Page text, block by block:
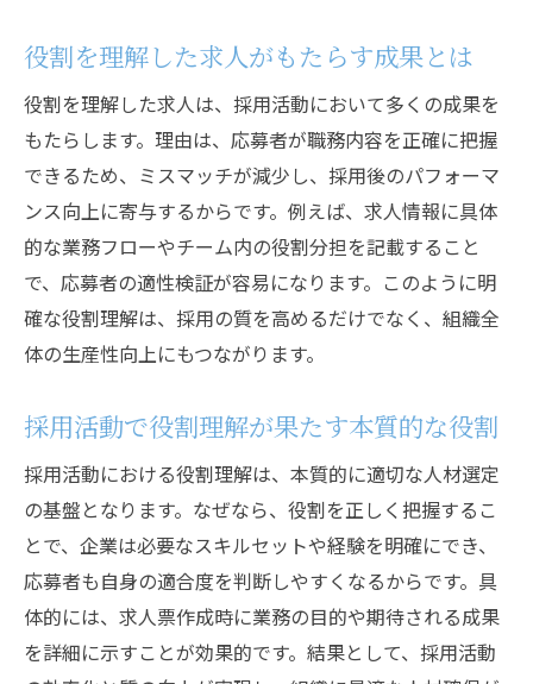
法
求人で役割を明確にすることで組織が変わ
る
採用効果と組織活性化の関係性を解説
役割明確化がチーム力向上に与える影響
求人時の役割理解が生産性向上に繋がる理
由
採用活動における役割明確化のメリットと
明確な役割分担がもたらす組織の成功要因
求人で役割を理解する重要性とは何か
求人時に役割理解が欠かせない理由を解説
採用効果を高める役割の重要ポイント
求人で明確な役割を打ち出す意義と効果
役割理解が応募者とのミスマッチ防止に有
効
役割を理解した求人がもたらす成果とは
役割を理解した求人は、採用活動において多くの成果を
もたらします。理由は、応募者が職務内容を正確に把握
できるため、ミスマッチが減少し、採用後のパフォーマ
ンス向上に寄与するからです。例えば、求人情報に具体
的な業務フローやチーム内の役割分担を記載すること
で、応募者の適性検証が容易になります。このように明
確な役割理解は、採用の質を高めるだけでなく、組織全
体の生産性向上にもつながります。
採用活動で役割理解が果たす本質的な役割
採用活動における役割理解は、本質的に適切な人材選定
の基盤となります。なぜなら、役割を正しく把握するこ
とで、企業は必要なスキルセットや経験を明確にでき、
応募者も自身の適合度を判断しやすくなるからです。具
体的には、求人票作成時に業務の目的や期待される成果
を詳細に示すことが効果的です。結果として、採用活動